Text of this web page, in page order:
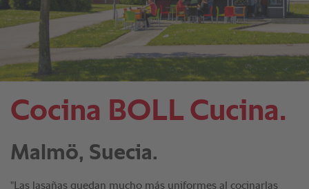
Cocina BOLL Cucina.
Malmö, Suecia.
"Las lasañas quedan mucho más uniformes al cocinarlas